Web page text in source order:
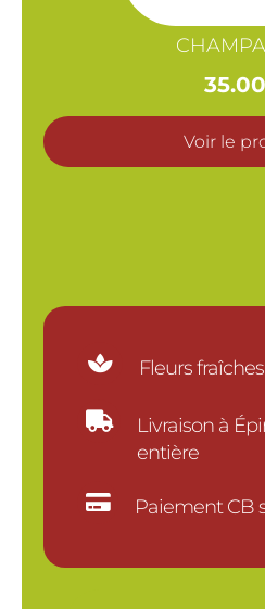
35.00
Voir le
 Fleurs

Livraison à
entière
 Paiement CB